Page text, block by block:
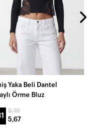
Yaka Beli Dantel
Örme Bluz
8,19
5,67